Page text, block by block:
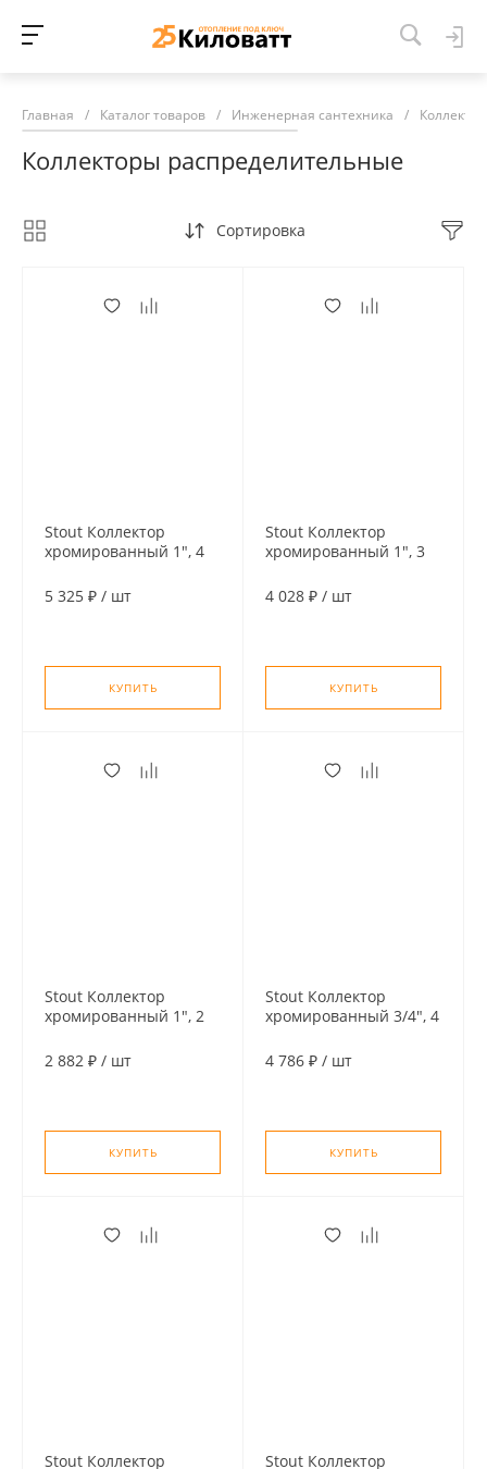
Главная / Каталог товаров / Инженерная сантехника /
Коллекторы распределительные
Сортировка
Stout Коллектор
хромированный 1", 4
3/4" "евроконус"
5 325 ₽ / шт
КУПИТЬ
Stout Коллектор
хромированный 1", 3
3/4" "евроконус"
4 028 ₽ / шт
КУПИТЬ
Stout Коллектор
хромированный 1", 2
3/4" "евроконус"
2 882 ₽ / шт
КУПИТЬ
Stout Коллектор
хромированный 3/4", 4
3/4" "евроконус"
4 786 ₽ / шт
КУПИТЬ
Stout Коллектор
Stout Коллектор